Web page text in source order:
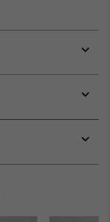
or
or
or